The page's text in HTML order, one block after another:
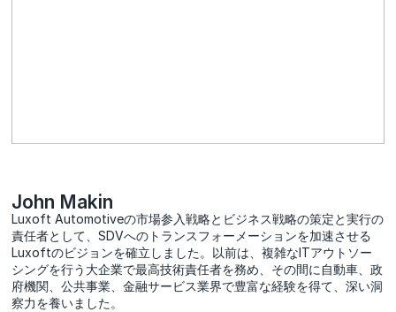
John Makin
Luxoft Automotiveの市場参入戦略とビジネス戦略の策定と実行の
責任者として、SDVへのトランスフォーメーションを加速させる
Luxoftのビジョンを確立しました。以前は、複雑なITアウトソー
シングを行う大企業で最高技術責任者を務め、その間に自動車、政
府機関、公共事業、金融サービス業界で豊富な経験を得て、深い洞
察力を養いました。